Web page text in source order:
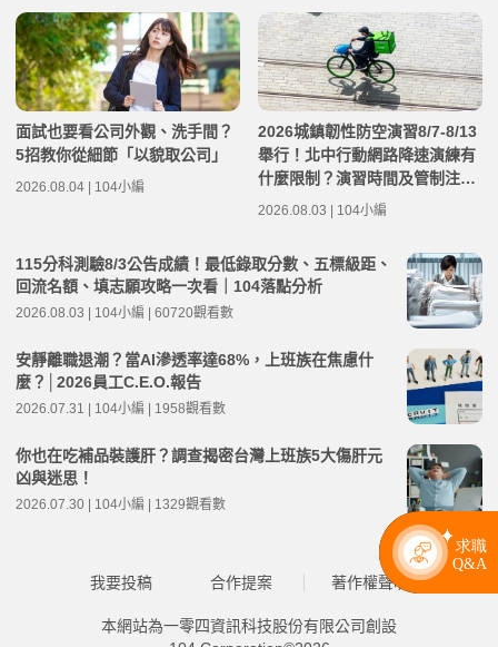
面試也要看公司外觀、洗手間？
5招教你從細節「以貌取公司」
2026.08.04 | 104小編
2026城鎮韌性防空演習8/7-8/13
舉行！北中行動網路降速演練有
什麼限制？演習時間及管制注意
事項整理
2026.08.03 | 104小編
115分科測驗8/3公告成績！最低錄取分數、五標級距、
回流名額、填志願攻略一次看｜104落點分析
2026.08.03 | 104小編 | 60720觀看數
安靜離職退潮？當AI滲透率達68%，上班族在焦慮什
麼？│2026員工C.E.O.報告
2026.07.31 | 104小編 | 1958觀看數
你也在吃補品裝護肝？調查揭密台灣上班族5大傷肝元
凶與迷思！
2026.07.30 | 104小編 | 1329觀看數
我要投稿 合作提案 著作權聲明
本網站為一零四資訊科技股份有限公司創設